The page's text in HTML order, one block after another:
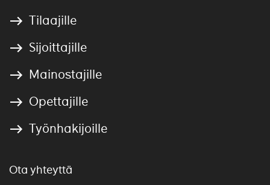
Tilaajille
Sijoittajille
Mainostajille
Opettajille
Työnhakijoille
Ota yhteyttä